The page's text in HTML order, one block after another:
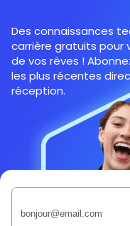
Des connaissances
carrière gratuits pour
de vos rêves !
les plus récentes
réception.